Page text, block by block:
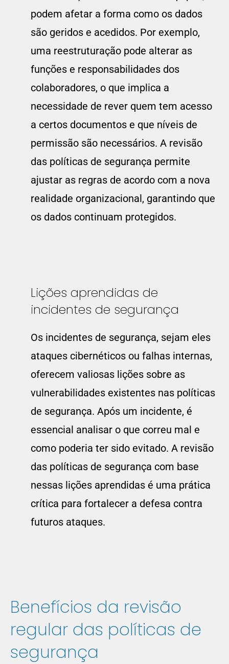
podem afetar a forma como os dados
são geridos e acedidos. Por exemplo,
uma reestruturação pode alterar as
funções e responsabilidades dos
colaboradores, o que implica a
necessidade de rever quem tem acesso
a certos documentos e que níveis de
permissão são necessários. A revisão
das políticas de segurança permite
ajustar as regras de acordo com a nova
realidade organizacional, garantindo que
os dados continuam protegidos.
Lições aprendidas de
incidentes de segurança
Os incidentes de segurança, sejam eles
ataques cibernéticos ou falhas internas,
oferecem valiosas lições sobre as
vulnerabilidades existentes nas políticas
de segurança. Após um incidente, é
essencial analisar o que correu mal e
como poderia ter sido evitado. A revisão
das políticas de segurança com base
nessas lições aprendidas é uma prática
crítica para fortalecer a defesa contra
futuros ataques.
Benefícios da revisão
regular das políticas de
segurança